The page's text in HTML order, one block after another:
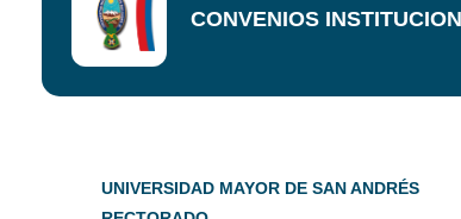
CONVENIOS
UNIVERSIDAD MAYOR DE SAN ANDRÉS